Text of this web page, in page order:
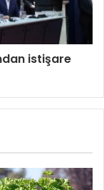
istişare